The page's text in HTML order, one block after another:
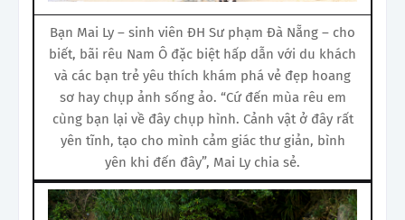
Bạn Mai Ly – sinh viên ĐH Sư phạm Đà Nẵng – cho
biết, bãi rêu Nam Ô đặc biệt hấp dẫn với du khách
và các bạn trẻ yêu thích khám phá vẻ đẹp hoang
sơ hay chụp ảnh sống ảo. “Cứ đến mùa rêu em
cùng bạn lại về đây chụp hình. Cảnh vật ở đây rất
yên tĩnh, tạo cho mình cảm giác thư giản, bình
yên khi đến đây”, Mai Ly chia sẻ.